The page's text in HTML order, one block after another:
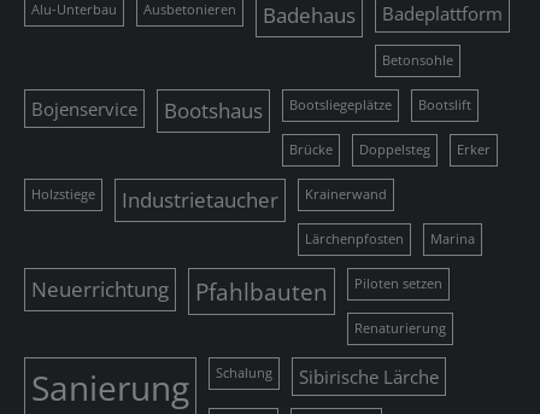
Alu-Unterbau Ausbetonieren Badehaus Badeplattform
Betonsohle
Bojenservice Bootshaus Bootsliegeplätze Bootslift
Brücke Doppelsteg Erker
Holzstiege Industrietaucher Krainerwand
Lärchenpfosten Marina
Neuerrichtung Pfahlbauten Piloten setzen
Renaturierung
Sanierung Schalung Sibirische Lärche